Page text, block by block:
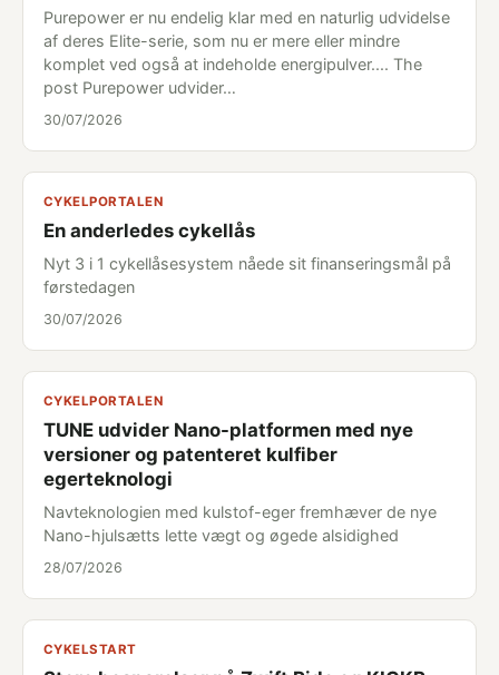
Purepower er nu endelig klar med en naturlig udvidelse
af deres Elite-serie, som nu er mere eller mindre
komplet ved også at indeholde energipulver.... The
post Purepower udvider…
30/07/2026
CYKELPORTALEN
En anderledes cykellås
Nyt 3 i 1 cykellåsesystem nåede sit finanseringsmål på
førstedagen
30/07/2026
CYKELPORTALEN
TUNE udvider Nano-platformen med nye
versioner og patenteret kulfiber
egerteknologi
Navteknologien med kulstof-eger fremhæver de nye
Nano-hjulsætts lette vægt og øgede alsidighed
28/07/2026
CYKELSTART